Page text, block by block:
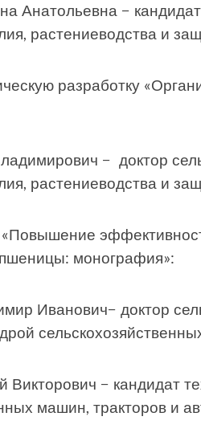
Анатольевна −
растениеводства и
разработку
− доктор
растениеводства и
монография»:
Иванович− доктор
− кандидат
машин, тракторов и